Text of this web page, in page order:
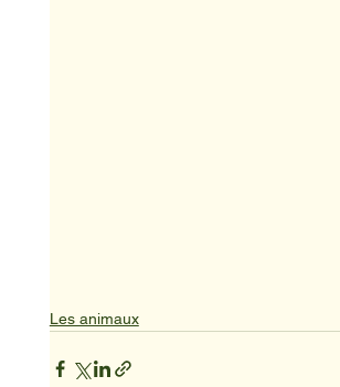
Les animaux